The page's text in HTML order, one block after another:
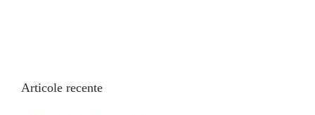
Articole recente